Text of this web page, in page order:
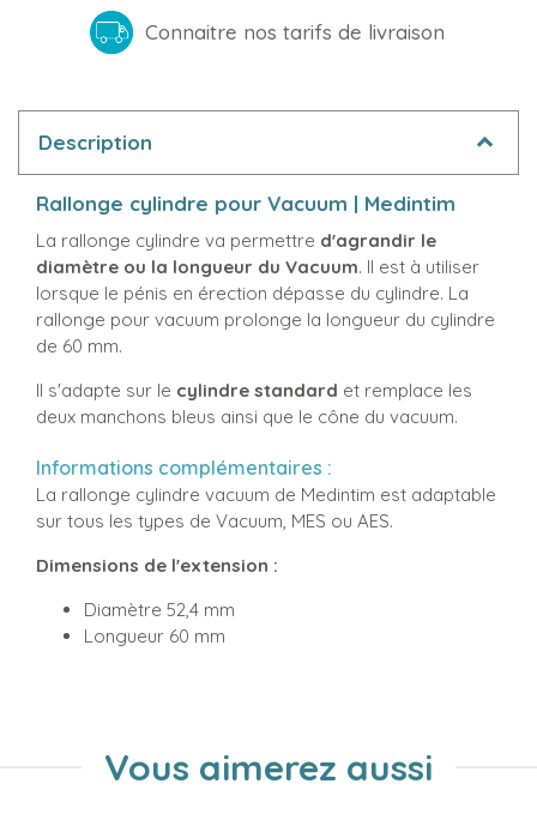
Connaitre nos tarifs de livraison
Description
Rallonge cylindre pour Vacuum | Medintim
La rallonge cylindre va permettre d'agrandir le
diamètre ou la longueur du Vacuum. Il est à utiliser
lorsque le pénis en érection dépasse du cylindre. La
rallonge pour vacuum prolonge la longueur du cylindre
de 60 mm.
Il s'adapte sur le cylindre standard et remplace les
deux manchons bleus ainsi que le cône du vacuum.
Informations complémentaires :
La rallonge cylindre vacuum de Medintim est adaptable
sur tous les types de Vacuum, MES ou AES.
Dimensions de l'extension :
Diamètre 52,4 mm
Longueur 60 mm
Vous aimerez aussi